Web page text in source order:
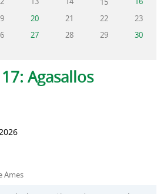
15
20 21 22
23
27 28 29
30
Agasallos
Ames